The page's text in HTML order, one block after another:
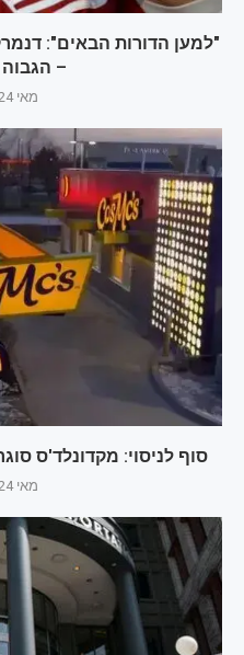
–
מאי 24, 2025
סוף לניסוי: מקדונלד'ס
מאי 24, 2025